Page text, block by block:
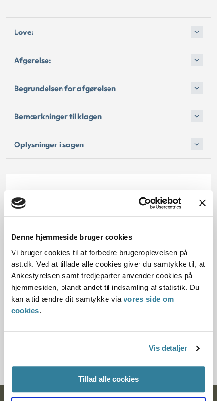
Denne hjemmeside bruger cookies
Vi bruger cookies til at forbedre brugeroplevelsen på
ast.dk. Ved at tillade alle cookies giver du samtykke til, at
Ankestyrelsen samt tredjeparter anvender cookies på
hjemmesiden, blandt andet til indsamling af statistik. Du
kan altid ændre dit samtykke via vores side om
cookies.
Vis detaljer
Tillad alle cookies
Love:
Afgørelse:
Begrundelsen for afgørelsen
Bemærkninger til klagen
Oplysninger i sagen
Dato for underskrift
30.06.2010
Offentliggørelsesdato
10.07.2013
Paragraf
§ 100
Journalnummer